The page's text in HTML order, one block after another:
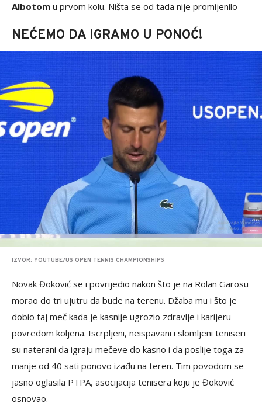
Albotom u prvom kolu. Ništa se od tada nije promijenilo
NEĆEMO DA IGRAMO U PONOĆ!
IZVOR: YOUTUBE/US OPEN TENNIS CHAMPIONSHIPS
Novak Đoković se i povrijedio nakon što je na Rolan Garosu
morao do tri ujutru da bude na terenu. Džaba mu i što je
dobio taj meč kada je kasnije ugrozio zdravlje i karijeru
povredom koljena. Iscrpljeni, neispavani i slomljeni teniseri
su naterani da igraju mečeve do kasno i da poslije toga za
manje od 40 sati ponovo izađu na teren. Tim povodom se
jasno oglasila PTPA, asocijacija tenisera koju je Đoković
osnovao.